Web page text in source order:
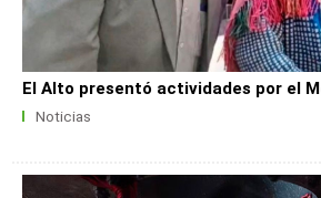
El Alto presentó actividades por el
Noticias